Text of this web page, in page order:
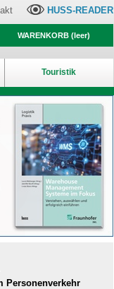
Touristik
HUSS-READER
WARENKORB(leer)
Personenverkehr